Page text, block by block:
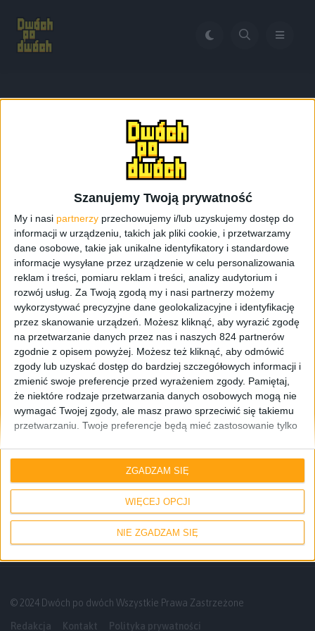
Szanujemy Twoją prywatność
My i nasi partnerzy przechowujemy i/lub uzyskujemy dostęp do
informacji w urządzeniu, takich jak pliki cookie, i przetwarzamy
dane osobowe, takie jak unikalne identyfikatory i standardowe
informacje wysyłane przez urządzenie w celu personalizowania
reklam i treści, pomiaru reklam i treści, analizy audytorium i
rozwój usług. Za Twoją zgodą my i nasi partnerzy możemy
wykorzystywać precyzyjne dane geolokalizacyjne i identyfikację
przez skanowanie urządzeń. Możesz kliknąć, aby wyrazić zgodę
na przetwarzanie danych przez nas i naszych 824 partnerów
zgodnie z opisem powyżej. Możesz też kliknąć, aby odmówić
zgody lub uzyskać dostęp do bardziej szczegółowych informacji i
zmienić swoje preferencje przed wyrażeniem zgody. Pamiętaj,
że niektóre rodzaje przetwarzania danych osobowych mogą nie
wymagać Twojej zgody, ale masz prawo sprzeciwić się takiemu
przetwarzaniu. Twoje preferencje będą mieć zastosowanie tylko
przycisk "Prywatność" na dole strony.
WIĘCEJ OPCJI
NIE ZGADZAM SIĘ
ZGADZAM SIĘ
Odzyskiwanie danych z dysku
Odzyskiwanie danych z
Partycypacja w przywracaniu padniętej
partycji. Przetestowaliśmy EaseUS Data
Recovery Wizard
© 2024 Dwóch po dwóch Wszystkie Prawa Zastrzeżone
Redakcja Kontakt Polityka prywatności